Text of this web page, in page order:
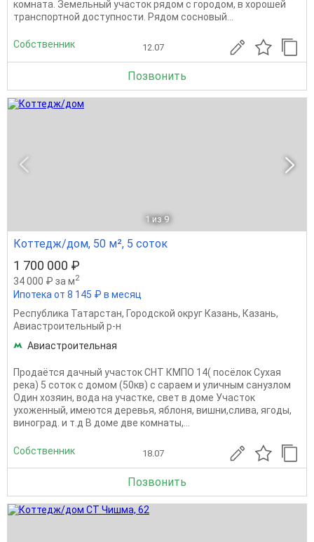
комната. Земельный участок рядом с городом, в хорошей
транспортной доступности. Рядом сосновый...
Собственник 12.07
Позвонить
1 из 9
Коттедж/дом, 50 м², 5 соток
1 700 000 ₽
34 000 ₽ за м2
Ипотека от 8 145 ₽ в месяц
Республика Татарстан, Городской округ Казань, Казань,
Авиастроительный р-н
Авиастроительная
Продаётся дачный участок СНТ КМПО 14( посёлок Сухая
река) 5 соток с домом (50кв) с сараем и уличным санузлом
Один хозяин, вода на участке, свет в доме Участок
ухоженный, имеются деревья, яблоня, вишни,слива, ягоды,
виноград. и т.д В доме две комнаты,...
Собственник 18.07
Позвонить